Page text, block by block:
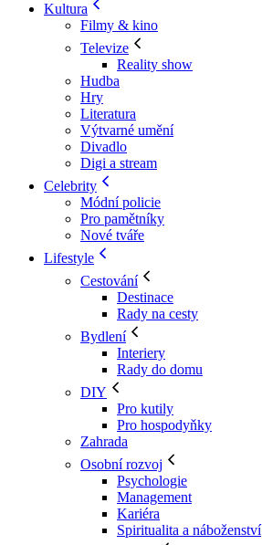
Kultura
Filmy & kino
Televize
Reality show
Hudba
Hry
Literatura
Výtvarné umění
Divadlo
Digi a stream
Celebrity
Módní policie
Pro pamětníky
Nové tváře
Lifestyle
Cestování
Destinace
Rady na cesty
Bydlení
Interiery
Rady do domu
DIY
Pro kutily
Pro hospodyňky
Zahrada
Osobní rozvoj
Psychologie
Management
Kariéra
Spiritualita a náboženství